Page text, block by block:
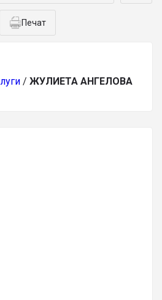
Печат
/ ЖУЛИЕТА АНГЕЛОВА